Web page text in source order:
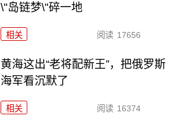
\"岛链梦\"碎一地
相关 阅读 17656
黄海这出“老将配新王”，把俄罗斯
海军看沉默了
相关 阅读 16374